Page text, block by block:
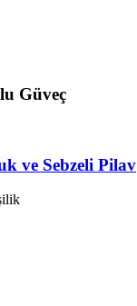
Güveç
ve Sebzeli Pilav